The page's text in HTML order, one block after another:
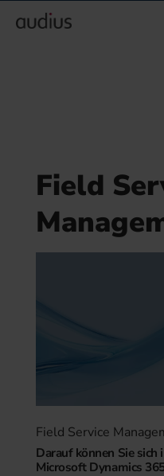
Field
Field Service
Darauf können Sie sich
Microsoft Dynamics